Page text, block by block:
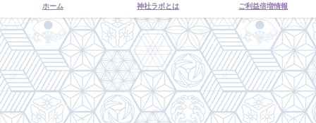
ホーム 神社ラボとは ご利益倍増情報